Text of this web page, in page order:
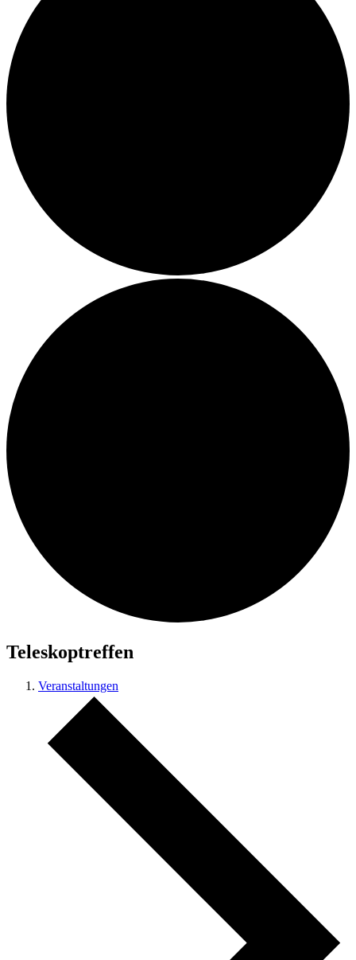
Teleskoptreffen
Veranstaltungen